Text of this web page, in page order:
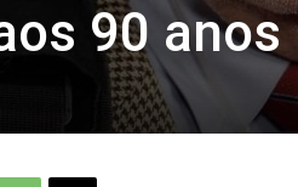
90 anos